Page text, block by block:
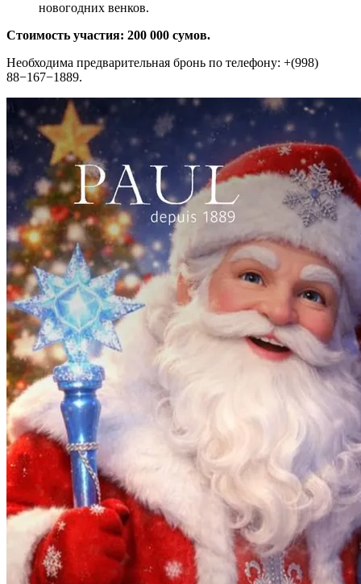
новогодних венков.
Стоимость участия: 200 000 сумов.
Необходима предварительная бронь по телефону: +(998)
88−167−1889.